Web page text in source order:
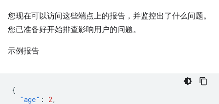
您现在可以访问这些端点上的报告，并监控出了什么问题。
您已准备好开始排查影响用户的问题。
示例报告
{
"age" : 2,